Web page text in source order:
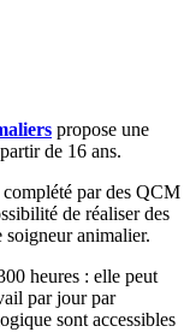
propose une
de 16 ans.
par des QCM
de réaliser des
soigneur animalier.
heures : elle peut
par jour par
sont accessibles